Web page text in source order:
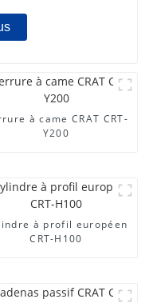
à came CRAT CRT-
Y200
à profil européen
CRT-H100